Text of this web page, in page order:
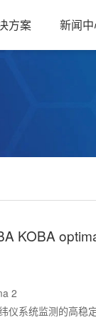
方案 新闻
KOBA
2
仪系统监测的高稳